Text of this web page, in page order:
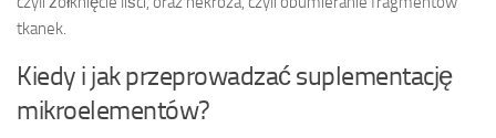
tkanek.
Kiedy i jak przeprowadzać suplementację
mikroelementów?